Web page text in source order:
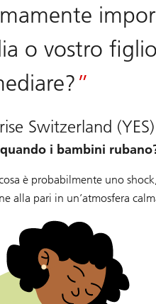
o vostro
Switzerland (YES)
i bambini
è probabilmente uno
alla pari in un’atmosfera